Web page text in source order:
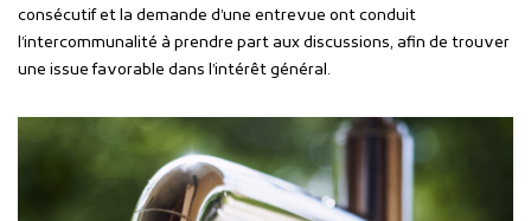
consécutif et la demande d’une entrevue ont conduit
l’intercommunalité à prendre part aux discussions, afin de trouver
une issue favorable dans l’intérêt général.